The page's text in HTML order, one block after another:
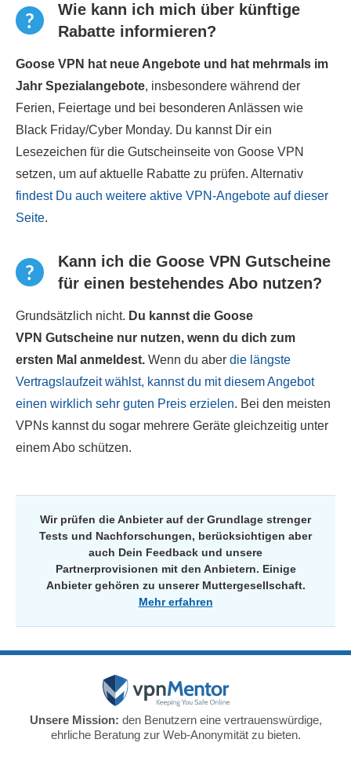
Wie kann ich mich über künftige
Rabatte informieren?
Goose VPN hat neue Angebote und hat mehrmals im
Jahr Spezialangebote, insbesondere während der
Ferien, Feiertage und bei besonderen Anlässen wie
Black Friday/Cyber Monday. Du kannst Dir ein
Lesezeichen für die Gutscheinseite von Goose VPN
setzen, um auf aktuelle Rabatte zu prüfen. Alternativ
findest Du auch weitere aktive VPN-Angebote auf dieser
Seite.
Kann ich die Goose VPN Gutscheine
für einen bestehendes Abo nutzen?
Grundsätzlich nicht. Du kannst die Goose
VPN Gutscheine nur nutzen, wenn du dich zum
ersten Mal anmeldest. Wenn du aber die längste
Vertragslaufzeit wählst, kannst du mit diesem Angebot
einen wirklich sehr guten Preis erzielen. Bei den meisten
VPNs kannst du sogar mehrere Geräte gleichzeitig unter
einem Abo schützen.
Wir prüfen die Anbieter auf der Grundlage strenger
Tests und Nachforschungen, berücksichtigen aber
auch Dein Feedback und unsere
Partnerprovisionen mit den Anbietern. Einige
Anbieter gehören zu unserer Muttergesellschaft.
Mehr erfahren
Unsere Mission: den Benutzern eine vertrauenswürdige,
ehrliche Beratung zur Web-Anonymität zu bieten.